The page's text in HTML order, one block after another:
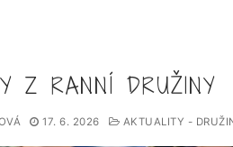
Z RANNÍ DRUŽINY
17. 6. 2026 AKTUALITY -